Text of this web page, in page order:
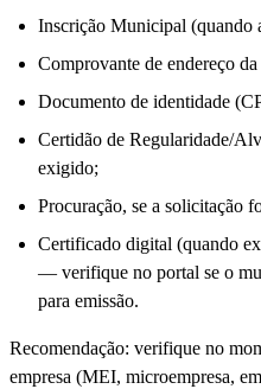
Inscrição Municipal (quando
Comprovante de endereço da
Documento de identidade
Certidão de Regularidade/
exigido;
Procuração, se a solicitação
Certificado digital (quando
— verifique no portal se o
para emissão.
Recomendação: verifique no
empresa (MEI, microempresa,